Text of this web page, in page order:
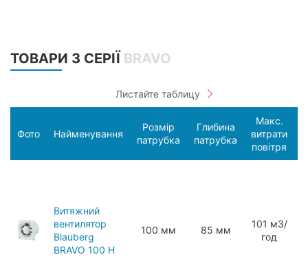
ТОВАРИ З СЕРІЇ BRAVO
Фото Найменування
Розмір
патрубка
Глибина
патрубка
Макс.
витрати
повітря
Витяжний
вентилятор
Blauberg
BRAVO 100 H
100 мм 85 мм
101 мЗ/
год